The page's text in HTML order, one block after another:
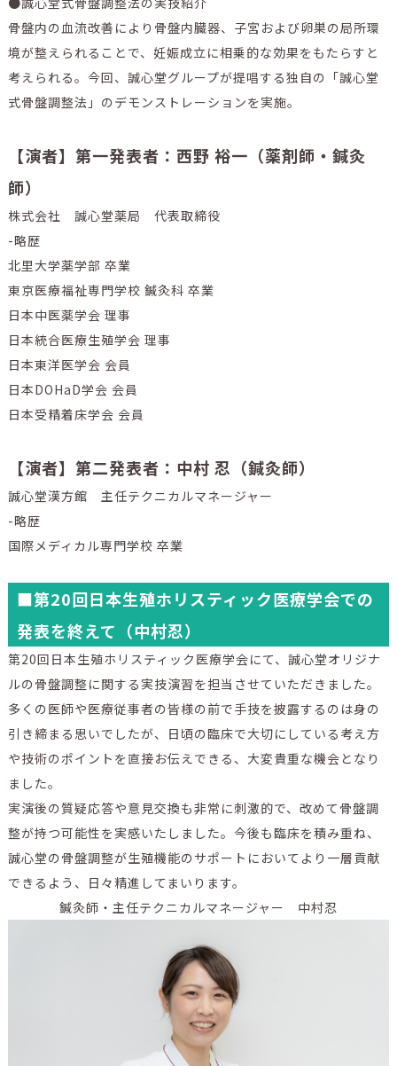
骨盤内の血流改善により骨盤内臓器、子宮および卵巣の局所環
境が整えられることで、妊娠成立に相乗的な効果をもたらすと
考えられる。今回、誠心堂グループが提唱する独自の「誠心堂
式骨盤調整法」のデモンストレーションを実施。
【演者】第一発表者：西野 裕一（薬剤師・鍼灸
師）
株式会社 誠心堂薬局 代表取締役
-略歴
北里大学薬学部 卒業
東京医療福祉専門学校 鍼灸科 卒業
日本中医薬学会 理事
日本統合医療生殖学会 理事
日本東洋医学会 会員
日本DOHaD学会 会員
日本受精着床学会 会員
【演者】第二発表者：中村 忍（鍼灸師）
誠心堂漢方館 主任テクニカルマネージャー
-略歴
国際メディカル専門学校 卒業
■第20回日本生殖ホリスティック医療学会での
発表を終えて（中村忍）
第20回日本生殖ホリスティック医療学会にて、誠心堂オリジナ
ルの骨盤調整に関する実技演習を担当させていただきました。
多くの医師や医療従事者の皆様の前で手技を披露するのは身の
引き締まる思いでしたが、日頃の臨床で大切にしている考え方
や技術のポイントを直接お伝えできる、大変貴重な機会となり
ました。
実演後の質疑応答や意見交換も非常に刺激的で、改めて骨盤調
整が持つ可能性を実感いたしました。今後も臨床を積み重ね、
誠心堂の骨盤調整が生殖機能のサポートにおいてより一層貢献
できるよう、日々精進してまいります。
鍼灸師・主任テクニカルマネージャー 中村忍